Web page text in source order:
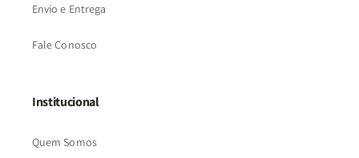
Envio e Entrega
Fale Conosco
Institucional
Quem Somos